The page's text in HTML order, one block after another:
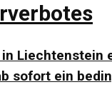
Liechtenstein
sofort ein